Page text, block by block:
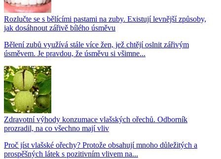
Rozlučte se s bělícími pastami na zuby. Existují levnější způsoby,
jak dosáhnout zářivě bílého úsměvu
Bělení zubů využívá stále více žen, jež chtějí oslnit zářivým
úsměvem. Je pravdou, že úsměvu si všimne...
Zdravotní výhody konzumace vlašských ořechů. Odborník
prozradil, na co všechno mají vliv
Proč jíst vlašské ořechy? Protože obsahují mnoho důležitých a
prospěšných látek s pozitivním vlivem na...